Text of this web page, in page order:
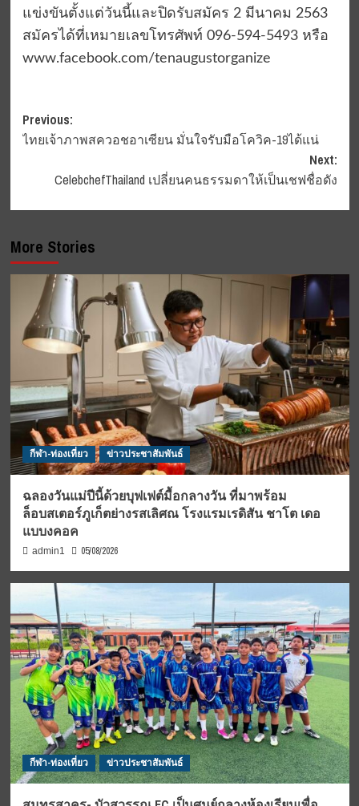
แข่งขันตั้งแต่วันนี้และปิดรับสมัคร 2 มีนาคม 2563
สมัครได้ที่เหมายเลขโทรศัพท์ 096-594-5493 หรือ
www.facebook.com/tenaugustorganize
Post
navigation
Previous:
ไทยเจ้าภาพสควอชอาเซียน มั่นใจรับมือโควิค-19ได้แน่
Next:
CelebchefThailand เปลี่ยนคนธรรมดาให้เป็นเชฟชื่อดัง
More Stories
กีฬา-ท่องเที่ยว ข่าวประชาสัมพันธ์
ฉลองวันแม่ปีนี้ด้วยบุฟเฟต์มื้อกลางวัน ที่มาพร้อม
ล็อบสเตอร์ภูเก็ตย่างรสเลิศณ โรงแรมเรดิสัน ชาโต เดอ
แบบงคอค
admin1 05/08/2026
กีฬา-ท่องเที่ยว ข่าวประชาสัมพันธ์